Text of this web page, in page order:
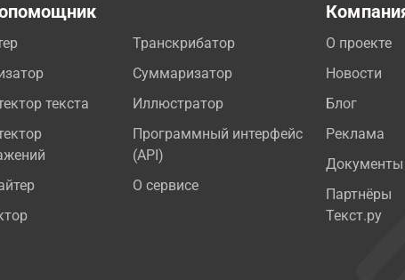
текста
Транскрибатор
Суммаризатор
Иллюстратор
Программный интерфейс
(API)
О сервисе
О проекте
Новости
Блог
Реклама
Документы
Партнёры
Текст.ру